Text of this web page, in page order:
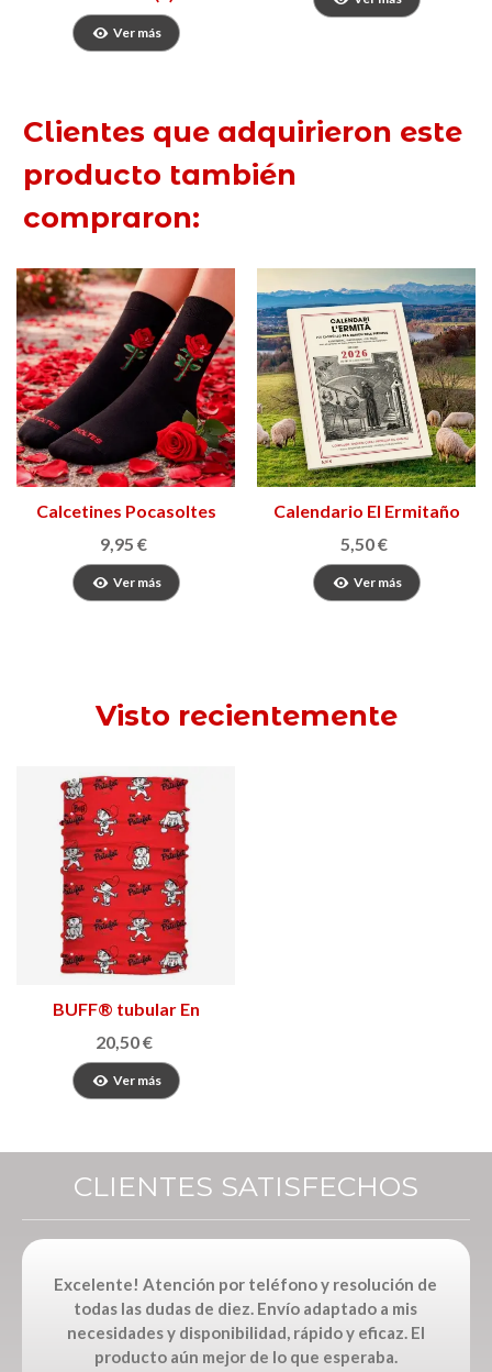
Ver más
Clientes que adquirieron este
producto también
compraron:
Calcetines Pocasoltes
9,95 €
Ver más
Calendario El Ermitaño
2026
5,50 €
Ver más
Visto recientemente
BUFF® tubular En
Patufet
20,50 €
Ver más
CLIENTES SATISFECHOS
Excelente! Atención por teléfono y resolución de
todas las dudas de diez. Envío adaptado a mis
necesidades y disponibilidad, rápido y eficaz. El
producto aún mejor de lo que esperaba.